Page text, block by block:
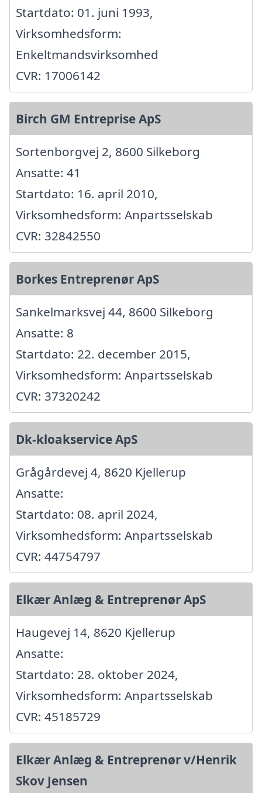
Startdato: 01. juni 1993,
Virksomhedsform:
Enkeltmandsvirksomhed
CVR: 17006142
Birch GM Entreprise ApS
Sortenborgvej 2, 8600 Silkeborg
Ansatte: 41
Startdato: 16. april 2010,
Virksomhedsform: Anpartsselskab
CVR: 32842550
Borkes Entreprenør ApS
Sankelmarksvej 44, 8600 Silkeborg
Ansatte: 8
Startdato: 22. december 2015,
Virksomhedsform: Anpartsselskab
CVR: 37320242
Dk-kloakservice ApS
Grågårdevej 4, 8620 Kjellerup
Ansatte:
Startdato: 08. april 2024,
Virksomhedsform: Anpartsselskab
CVR: 44754797
Elkær Anlæg & Entreprenør ApS
Haugevej 14, 8620 Kjellerup
Ansatte:
Startdato: 28. oktober 2024,
Virksomhedsform: Anpartsselskab
CVR: 45185729
Elkær Anlæg & Entreprenør v/Henrik
Skov Jensen